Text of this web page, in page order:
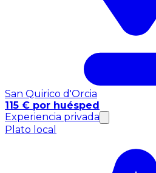
San Quirico d'Orcia
115 € por huésped
Experiencia privada
Plato local